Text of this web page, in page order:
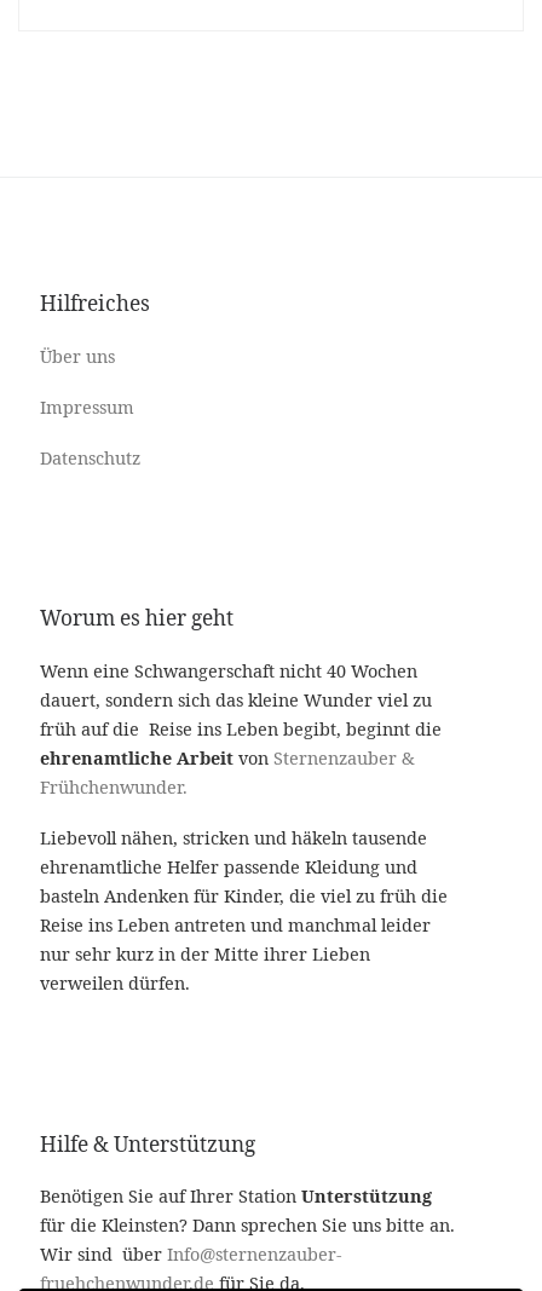
Hilfreiches
Über uns
Impressum
Datenschutz
Worum es hier geht
Wenn eine Schwangerschaft nicht 40 Wochen
dauert, sondern sich das kleine Wunder viel zu
früh auf die Reise ins Leben begibt, beginnt die
ehrenamtliche Arbeit von Sternenzauber &
Frühchenwunder.
Liebevoll nähen, stricken und häkeln tausende
ehrenamtliche Helfer passende Kleidung und
basteln Andenken für Kinder, die viel zu früh die
Reise ins Leben antreten und manchmal leider
nur sehr kurz in der Mitte ihrer Lieben
verweilen dürfen.
Hilfe & Unterstützung
Benötigen Sie auf Ihrer Station Unterstützung
für die Kleinsten? Dann sprechen Sie uns bitte an.
Wir sind über Info@sternenzauber-
fruehchenwunder.defür Sie da.